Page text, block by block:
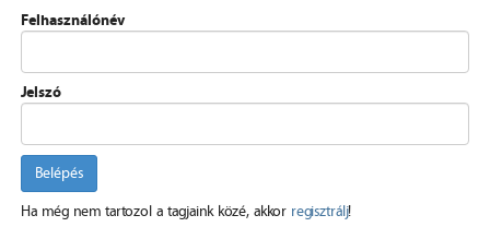
Felhasználónév
Jelszó
Belépés
Ha még nem tartozol a tagjaink közé, akkor regisztrálj!